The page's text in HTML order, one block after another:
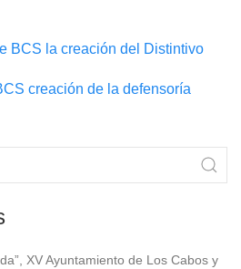
BCS la creación del Distintivo
creación de la defensoría
XV Ayuntamiento de Los Cabos y